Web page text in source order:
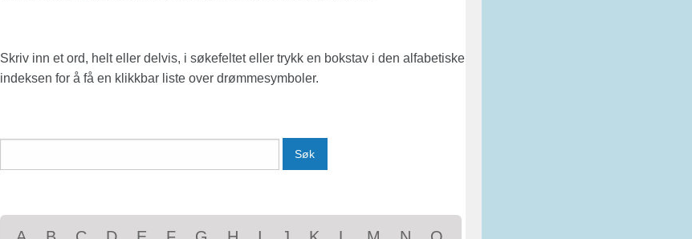
Skriv inn et ord, helt eller delvis, i søkefeltet eller trykk en bokstav i den alfabetiske
indeksen for å få en klikkbar liste over drømmesymboler.
Søk